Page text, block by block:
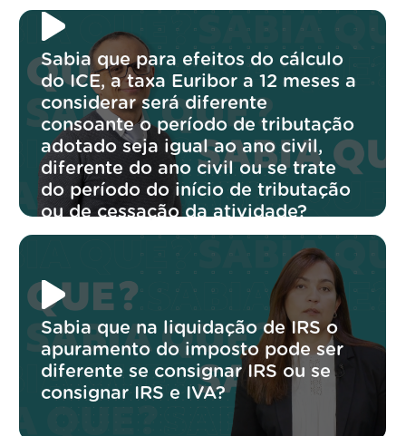
Sabia que para efeitos do cálculo
do ICE, a taxa Euribor a 12 meses a
considerar será diferente
consoante o período de tributação
adotado seja igual ao ano civil,
diferente do ano civil ou se trate
do período do início de tributação
ou de cessação da atividade?
Sabia que na liquidação de IRS o
apuramento do imposto pode ser
diferente se consignar IRS ou se
consignar IRS e IVA?